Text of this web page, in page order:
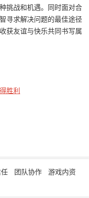
挑战和机遇。同时面对合
寻求解决问题的最佳途径
获友谊与快乐共同书写属
胜利
团队协作
游戏内资